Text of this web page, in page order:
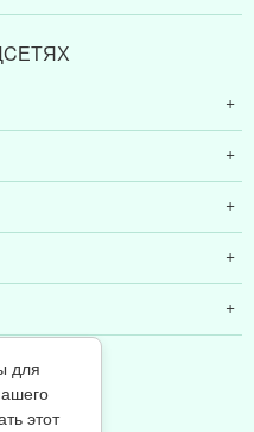
для
этот